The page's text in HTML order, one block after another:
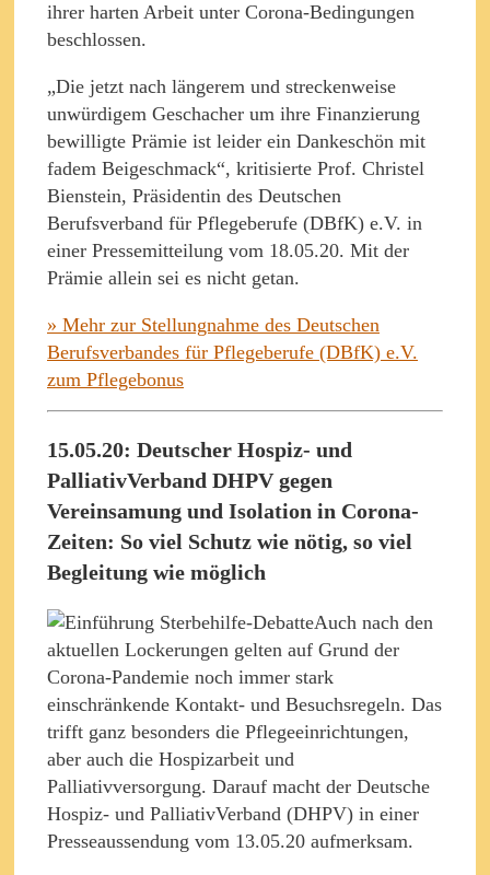
ihrer harten Arbeit unter Corona-Bedingungen
beschlossen.
„Die jetzt nach längerem und streckenweise
unwürdigem Geschacher um ihre Finanzierung
bewilligte Prämie ist leider ein Dankeschön mit
fadem Beigeschmack“, kritisierte Prof. Christel
Bienstein, Präsidentin des Deutschen
Berufsverband für Pflegeberufe (DBfK) e.V. in
einer Pressemitteilung vom 18.05.20. Mit der
Prämie allein sei es nicht getan.
» Mehr zur Stellungnahme des Deutschen
Berufsverbandes für Pflegeberufe (DBfK) e.V.
zum Pflegebonus
15.05.20: Deutscher Hospiz- und
PalliativVerband DHPV gegen
Vereinsamung und Isolation in Corona-
Zeiten: So viel Schutz wie nötig, so viel
Begleitung wie möglich
Auch nach den
aktuellen Lockerungen gelten auf Grund der
Corona-Pandemie noch immer stark
einschränkende Kontakt- und Besuchsregeln. Das
trifft ganz besonders die Pflegeeinrichtungen,
aber auch die Hospizarbeit und
Palliativversorgung. Darauf macht der Deutsche
Hospiz- und PalliativVerband (DHPV) in einer
Presseaussendung vom 13.05.20 aufmerksam.